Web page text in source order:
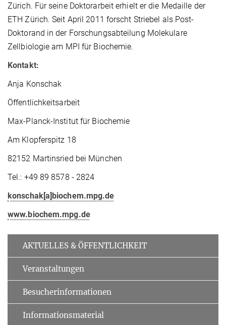
Zürich. Für seine Doktorarbeit erhielt er die Medaille der
ETH Zürich. Seit April 2011 forscht Striebel als Post-
Doktorand in der Forschungsabteilung Molekulare
Zellbiologie am MPI für Biochemie.
Kontakt:
Anja Konschak
Öffentlichkeitsarbeit
Max-Planck-Institut für Biochemie
Am Klopferspitz 18
82152 Martinsried bei München
Tel.: +49 89 8578 - 2824
konschak[a]biochem.mpg.de
www.biochem.mpg.de
AKTUELLES & ÖFFENTLICHKEIT
Veranstaltungen
Besucherinformationen
Informationsmaterial